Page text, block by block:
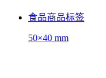
食品商品标签
50×40 mm